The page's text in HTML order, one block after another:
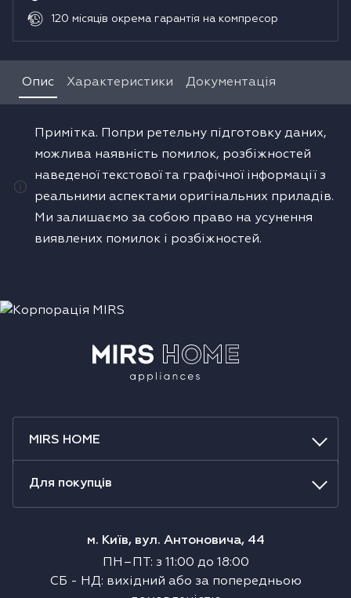
120 місяців окрема гарантія на компресор
Опис Характеристики Документація
Примітка. Попри ретельну підготовку даних,
можлива наявність помилок, розбіжностей
наведеної текстової та графічної інформації з
реальними аспектами оригінальних приладів.
Ми залишаємо за собою право на усунення
виявлених помилок і розбіжностей.
MIRS HOME
Для покупців
м. Київ, вул. Антоновича, 44
ПН–ПТ : з 11:00 до 18:00
СБ - НД: вихідний або за попередньою